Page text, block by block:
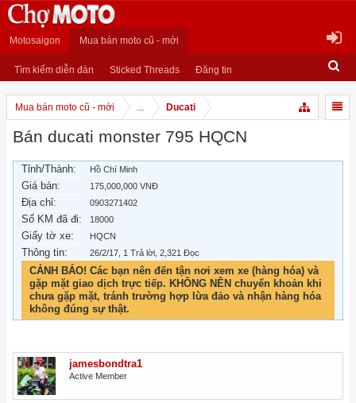
Motosaigon Mua bán moto cũ - mới
Tìm kiếm diễn đàn Sticked Threads Đăng tin
Mua bán moto cũ - mới ... Ducati
Bán ducati monster 795 HQCN
Tỉnh/Thành: Hồ Chí Minh
Giá bán: 175,000,000 VNĐ
Địa chỉ: 0903271402
Số KM đã đi: 18000
Giấy tờ xe: HQCN
Thông tin: 26/2/17 , 1 Trả lời, 2,321 Đọc
CẢNH BÁO! Các bạn nên đến tận nơi xem xe (hàng hóa) và
gặp mặt giao dịch trực tiếp. KHÔNG NÊN chuyển khoản khi
chưa gặp mặt, tránh trường hợp lừa đảo và nhận hàng hóa
không đúng sự thật.
jamesbondtra1
Active Member